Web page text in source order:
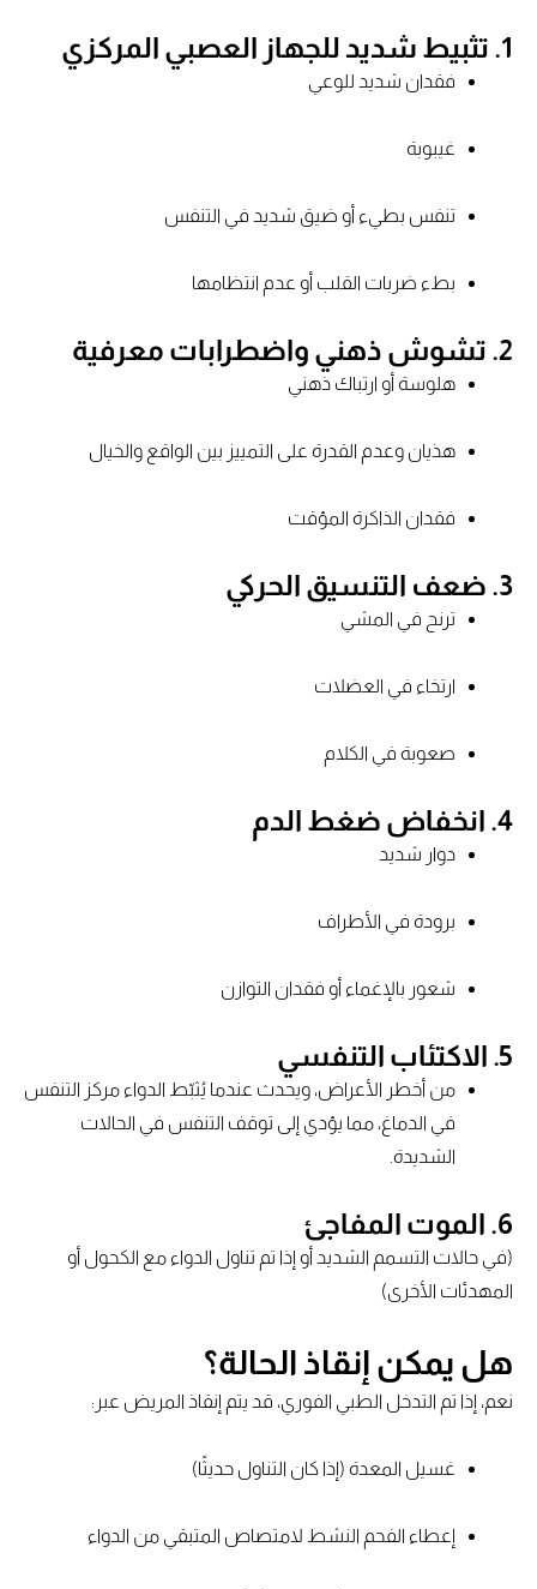
تثبيط شديد للجهاز العصبي المركزي
فقدان شديد للوعي
غيبوبة
تنفس بطيء أو ضيق شديد في التنفس
بطء ضربات القلب أو عدم انتظامها
2. تشوش ذهني واضطرابات معرفية
هلوسة أو ارتباك ذهني
هذيان وعدم القدرة على التمييز بين الواقع والخيال
فقدان الذاكرة المؤقت
3. ضعف التنسيق الحركي
ترنح في المشي
ارتخاء في العضلات
صعوبة في الكلام
4. انخفاض ضغط الدم
دوار شديد
برودة في الأطراف
شعور بالإغماء أو فقدان التوازن
5. الاكتئاب التنفسي
من أخطر الأعراض، ويحدث عندما يُثبّط الدواء مركز التنفس
في الدماغ، مما يؤدي إلى توقف التنفس في الحالات
الشديدة.
6. الموت المفاجئ
(في حالات التسمم الشديد أو إذا تم تناول الدواء مع الكحول أو
المهدئات الأخرى)
هل يمكن إنقاذ الحالة؟
نعم، إذا تم التدخل الطبي الفوري، قد يتم إنقاذ المريض عبر:
غسيل المعدة (إذا كان التناول حديثًا)
إعطاء الفحم النشط لامتصاص المتبقي من الدواء